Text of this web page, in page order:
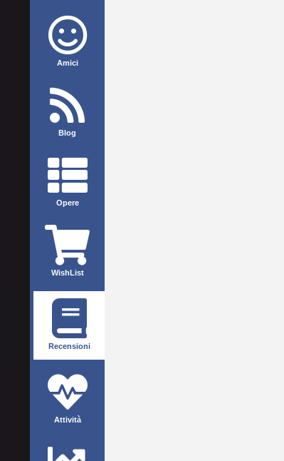
Amici
Blog
Opere
WishList
Recensioni
Attività